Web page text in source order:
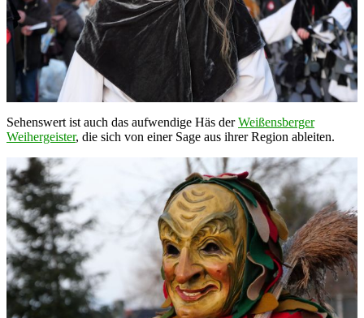
Sehenswert ist auch das aufwendige Häs derWeißensberger
Weihergeister, die sich von einer Sage aus ihrer Region ableiten.